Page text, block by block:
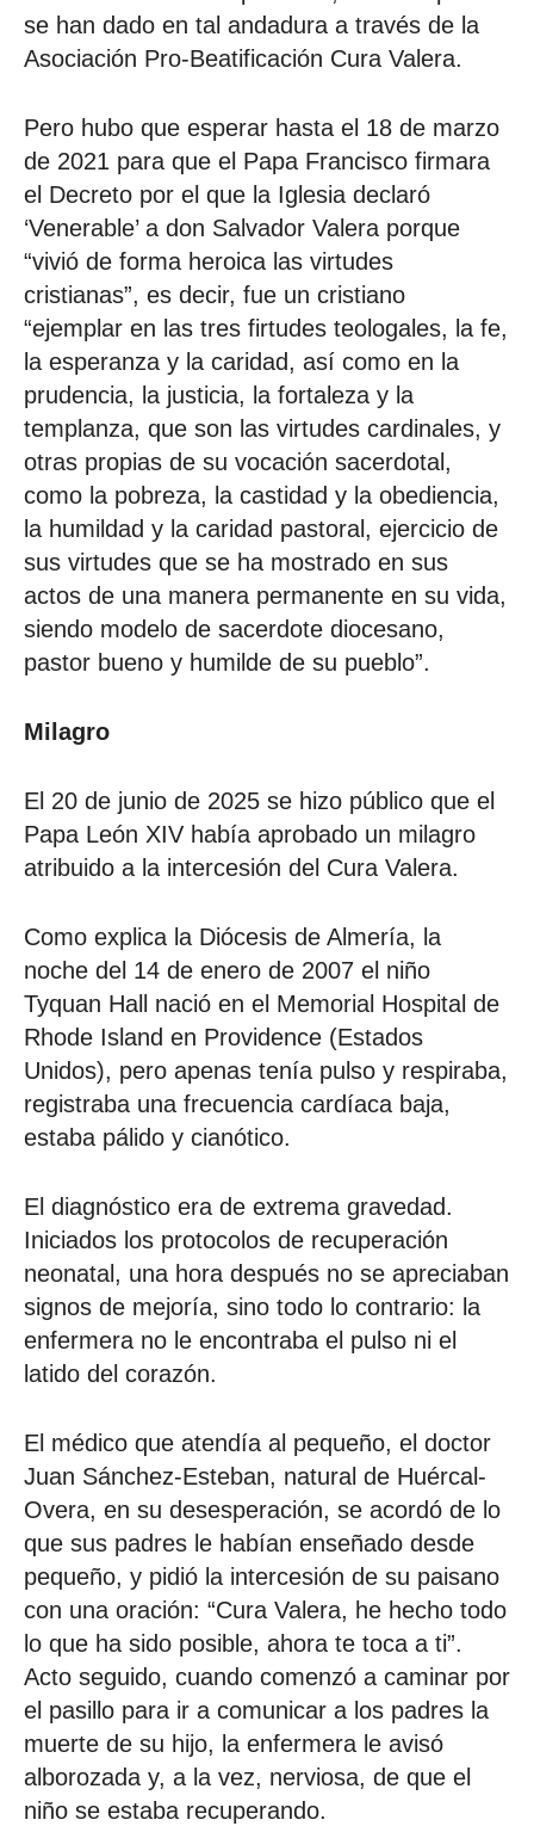
se han dado en tal andadura a través de la
Asociación Pro-Beatificación Cura Valera.
Pero hubo que esperar hasta el 18 de marzo
de 2021 para que el Papa Francisco firmara
el Decreto por el que la Iglesia declaró
‘Venerable’ a don Salvador Valera porque
“vivió de forma heroica las virtudes
cristianas”, es decir, fue un cristiano
“ejemplar en las tres firtudes teologales, la fe,
la esperanza y la caridad, así como en la
prudencia, la justicia, la fortaleza y la
templanza, que son las virtudes cardinales, y
otras propias de su vocación sacerdotal,
como la pobreza, la castidad y la obediencia,
la humildad y la caridad pastoral, ejercicio de
sus virtudes que se ha mostrado en sus
actos de una manera permanente en su vida,
siendo modelo de sacerdote diocesano,
pastor bueno y humilde de su pueblo”.
Milagro
El 20 de junio de 2025 se hizo público que el
Papa León XIV había aprobado un milagro
atribuido a la intercesión del Cura Valera.
Como explica la Diócesis de Almería, la
noche del 14 de enero de 2007 el niño
Tyquan Hall nació en el Memorial Hospital de
Rhode Island en Providence (Estados
Unidos), pero apenas tenía pulso y respiraba,
registraba una frecuencia cardíaca baja,
estaba pálido y cianótico.
El diagnóstico era de extrema gravedad.
Iniciados los protocolos de recuperación
neonatal, una hora después no se apreciaban
signos de mejoría, sino todo lo contrario: la
enfermera no le encontraba el pulso ni el
latido del corazón.
El médico que atendía al pequeño, el doctor
Juan Sánchez-Esteban, natural de Huércal-
Overa, en su desesperación, se acordó de lo
que sus padres le habían enseñado desde
pequeño, y pidió la intercesión de su paisano
con una oración: “Cura Valera, he hecho todo
lo que ha sido posible, ahora te toca a ti”.
Acto seguido, cuando comenzó a caminar por
el pasillo para ir a comunicar a los padres la
muerte de su hijo, la enfermera le avisó
alborozada y, a la vez, nerviosa, de que el
niño se estaba recuperando.